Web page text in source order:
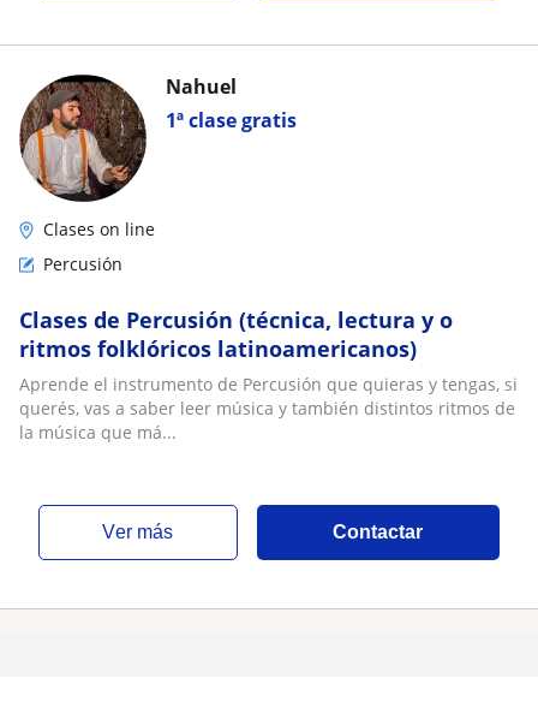
1ª clase gratis
Nahuel
Clases on line
Percusión
Clases de Percusión (técnica, lectura y o
ritmos folklóricos latinoamericanos)
Aprende el instrumento de Percusión que quieras y tengas, si
querés, vas a saber leer música y también distintos ritmos de
la música que má...
ver más Contactar